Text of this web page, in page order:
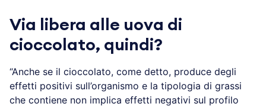
Via libera alle uova di
cioccolato, quindi?
“Anche se il cioccolato, come detto, produce degli
effetti positivi sull’organismo e la tipologia di grassi
che contiene non implica effetti negativi sul profilo